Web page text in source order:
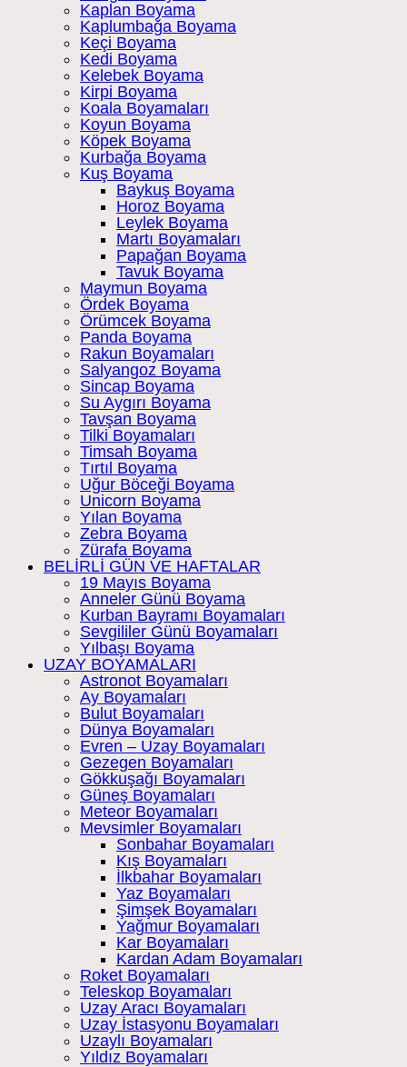
Kaplan Boyama
Kaplumbağa Boyama
Keçi Boyama
Kedi Boyama
Kelebek Boyama
Kirpi Boyama
Koala Boyamaları
Koyun Boyama
Köpek Boyama
Kurbağa Boyama
Kuş Boyama
Baykuş Boyama
Horoz Boyama
Leylek Boyama
Martı Boyamaları
Papağan Boyama
Tavuk Boyama
Maymun Boyama
Ördek Boyama
Örümcek Boyama
Panda Boyama
Rakun Boyamaları
Salyangoz Boyama
Sincap Boyama
Su Aygırı Boyama
Tavşan Boyama
Tilki Boyamaları
Timsah Boyama
Tırtıl Boyama
Uğur Böceği Boyama
Unicorn Boyama
Yılan Boyama
Zebra Boyama
Zürafa Boyama
BELİRLİ GÜN VE HAFTALAR
19 Mayıs Boyama
Anneler Günü Boyama
Kurban Bayramı Boyamaları
Sevgililer Günü Boyamaları
Yılbaşı Boyama
UZAY BOYAMALARI
Astronot Boyamaları
Ay Boyamaları
Bulut Boyamaları
Dünya Boyamaları
Evren – Uzay Boyamaları
Gezegen Boyamaları
Gökkuşağı Boyamaları
Güneş Boyamaları
Meteor Boyamaları
Mevsimler Boyamaları
Sonbahar Boyamaları
Kış Boyamaları
İlkbahar Boyamaları
Yaz Boyamaları
Şimşek Boyamaları
Yağmur Boyamaları
Kar Boyamaları
Kardan Adam Boyamaları
Roket Boyamaları
Teleskop Boyamaları
Uzay Aracı Boyamaları
Uzay İstasyonu Boyamaları
Uzaylı Boyamaları
Yıldız Boyamaları